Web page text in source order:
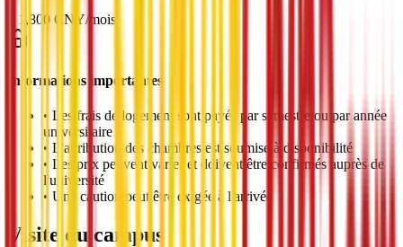
1,800 CNY/ mois
Informations importantes
• Les frais de logement sont payés par semestre ou par année
universitaire
• L'attribution des chambres est soumise à disponibilité
• Les prix peuvent varier et doivent être confirmés auprès de
l'université
• Une caution peut être exigée à l'arrivée
Visite du campus